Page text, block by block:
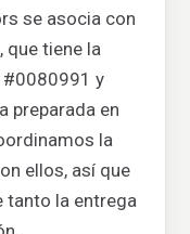
se asocia con
que tiene la
#0080991 y
preparada en
la
ellos, así que
tanto la entrega